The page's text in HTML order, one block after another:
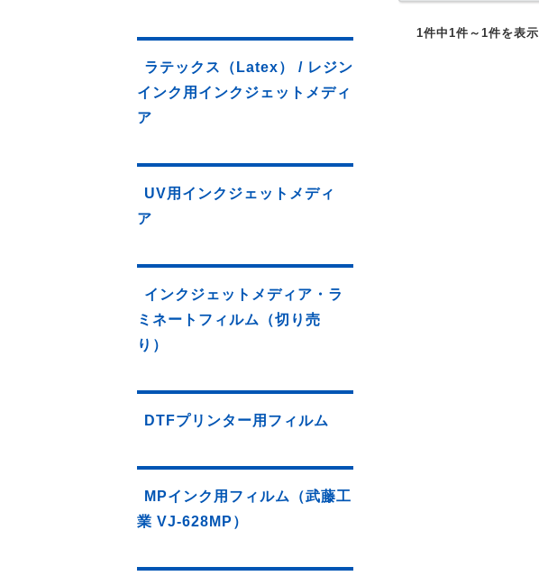
1件中1件～1件を表示
ラテックス（Latex） / レジン
インク用インクジェットメディ
ア
UV用インクジェットメディ
ア
インクジェットメディア・ラ
ミネートフィルム（切り売
り）
DTFプリンター用フィルム
MPインク用フィルム（武藤工
業 VJ-628MP）